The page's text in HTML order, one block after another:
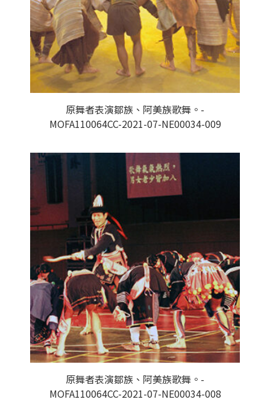
原舞者表演鄒族、阿美族歌舞。-
MOFA110064CC-2021-07-NE00034-009
原舞者表演鄒族、阿美族歌舞。-
MOFA110064CC-2021-07-NE00034-008